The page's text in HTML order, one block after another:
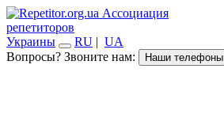
Ассоциация
репетиторов
Украины
RU | UA
Вопросы? Звоните нам:
Наши телефоны